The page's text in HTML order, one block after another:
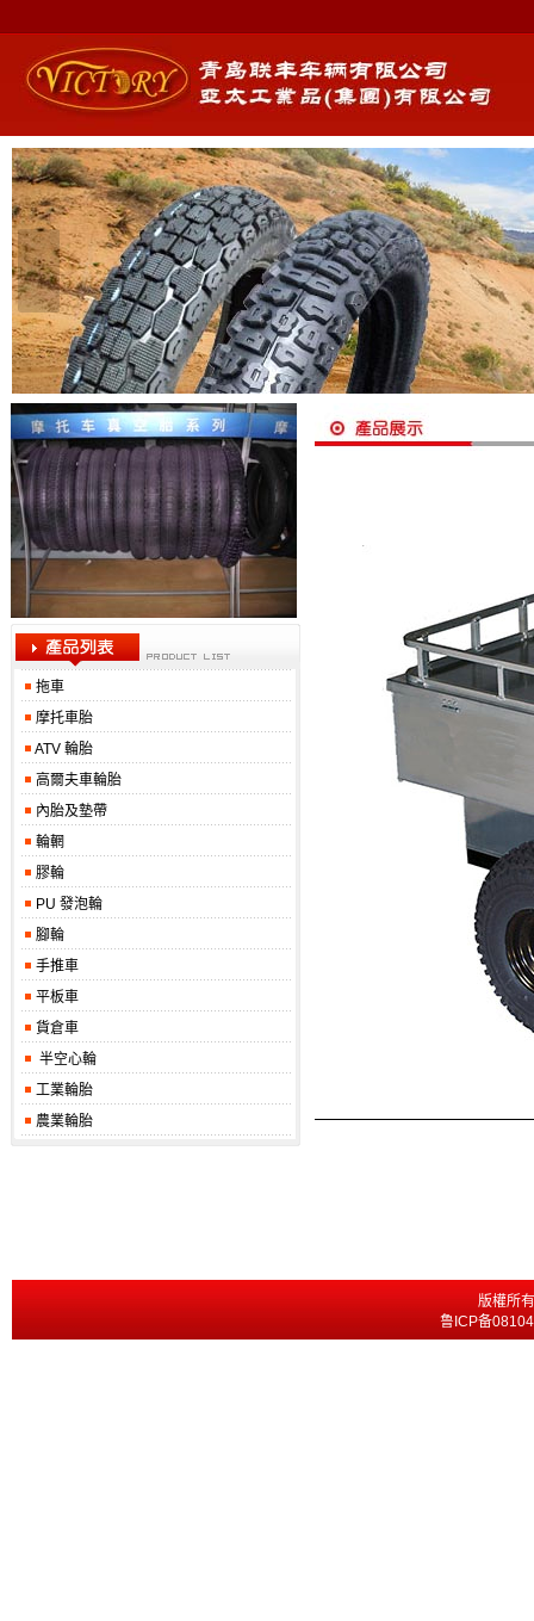
拖車
摩托車胎
ATV 輪胎
高爾夫車輪胎
內胎及墊帶
輪輞
膠輪
PU 發泡輪
腳輪
手推車
平板車
貨倉車
半空心輪
工業輪胎
農業輪胎
版權所
鲁ICP备